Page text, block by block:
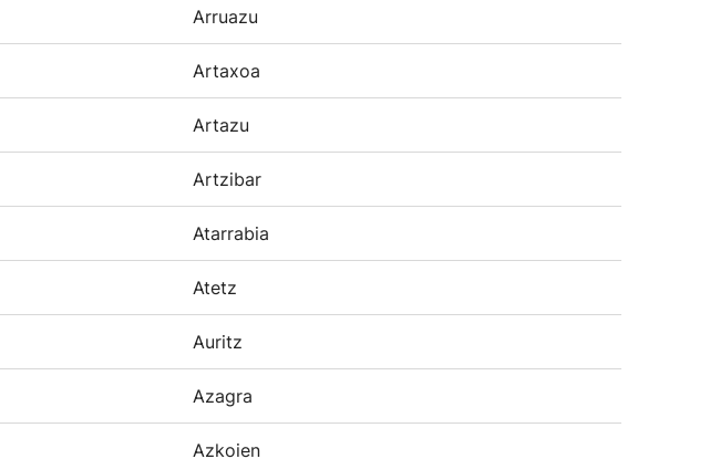
Arruazu
Artaxoa
Artazu
Artzibar
Atarrabia
Atetz
Auritz
Azagra
Azkoien